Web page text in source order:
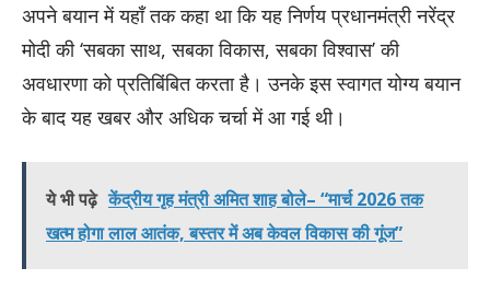
अपने बयान में यहाँ तक कहा था कि यह निर्णय प्रधानमंत्री नरेंद्र
मोदी की ‘सबका साथ, सबका विकास, सबका विश्वास’ की
अवधारणा को प्रतिबिंबित करता है। उनके इस स्वागत योग्य बयान
के बाद यह खबर और अधिक चर्चा में आ गई थी।
ये भी पढ़े केंद्रीय गृह मंत्री अमित शाह बोले– “मार्च 2026 तक
खत्म होगा लाल आतंक, बस्तर में अब केवल विकास की गूंज”